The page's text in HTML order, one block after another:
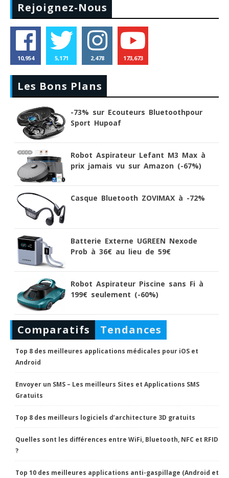
Rejoignez-Nous
10,954 5,171 2,478 173,673
Les Bons Plans
-73% sur Ecouteurs Bluetoothpour
Sport Hupoaf
Robot Aspirateur Lefant M3 Max à
prix jamais vu sur Amazon (-67%)
Casque Bluetooth ZOVIMAX à -72%
Batterie Externe UGREEN Nexode
Prob à 36€ au lieu de 59€
Robot Aspirateur Piscine sans Fi à
199€ seulement (-60%)
Comparatifs Tendances
Top 8 des meilleures applications médicales pour iOS et
Android
Envoyer un SMS – Les meilleurs Sites et Applications SMS
Gratuits
Top 8 des meilleurs logiciels d’architecture 3D gratuits
Quelles sont les différences entre WiFi, Bluetooth, NFC et RFID
?
Top 10 des meilleures applications anti-gaspillage (Android et